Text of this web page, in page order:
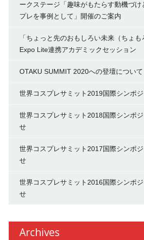
ークステージ「趣味がもたらす動機づけ
プレを事例として」開催のご案内
「ちょっと先のおもしろい未来（ちょ
Expo Lite連携アカデミックセッション
OTAKU SUMMIT 2020への登壇について
世界コスプレサミット2019国際シンポ
世界コスプレサミット2018国際シンポ
せ
世界コスプレサミット2017国際シンポ
せ
世界コスプレサミット2016国際シンポ
せ
Archives